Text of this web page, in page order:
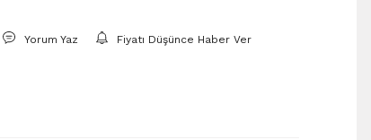
Yorum Yaz Fiyatı Düşünce Haber Ver